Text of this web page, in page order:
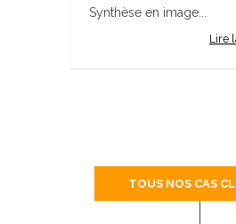
Synthèse en image...
Lire
TOUS NOS CAS